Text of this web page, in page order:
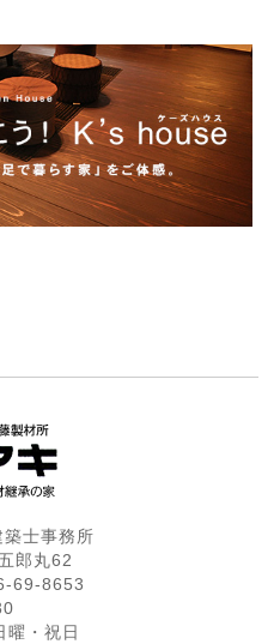
士事務所
郎丸62
69-8653
・祝日